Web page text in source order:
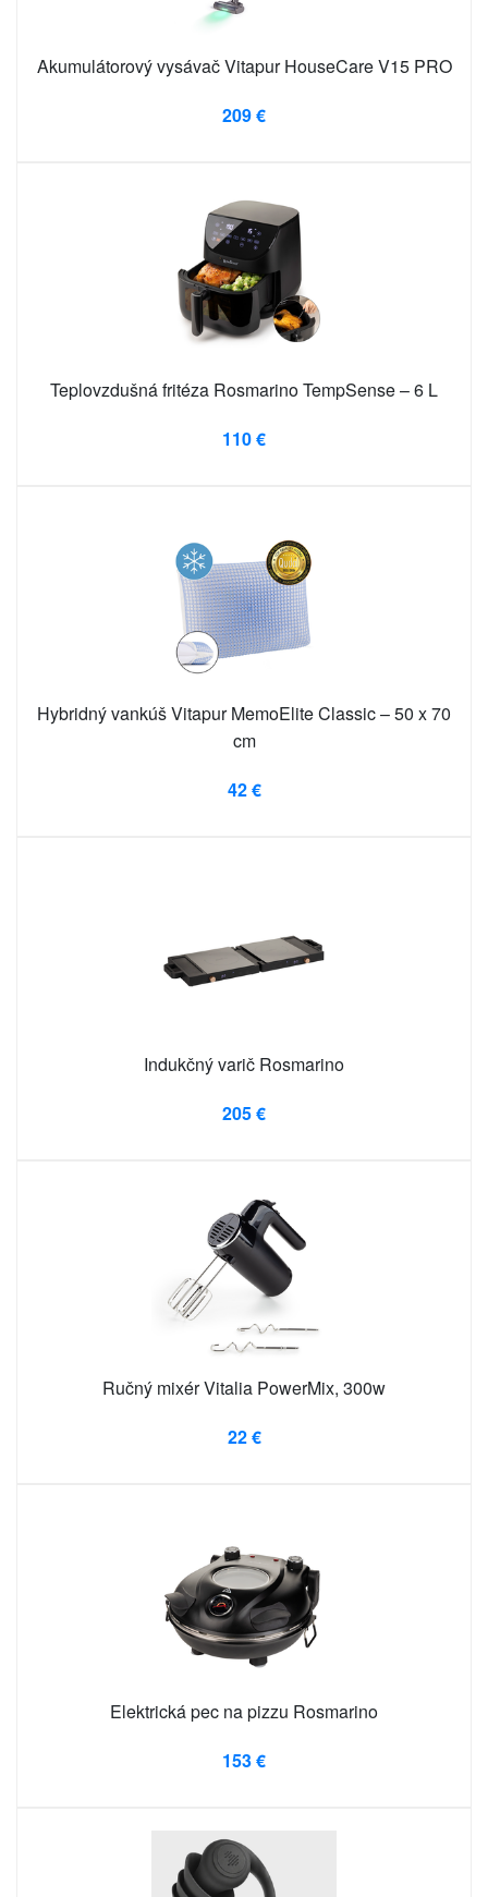
Akumulátorový vysávač Vitapur HouseCare V15 PRO
209 €
Teplovzdušná fritéza Rosmarino TempSense – 6 L
110 €
Hybridný vankúš Vitapur MemoElite Classic – 50 x 70
cm
42 €
Indukčný varič Rosmarino
205 €
Ručný mixér Vitalia PowerMix, 300w
22 €
Elektrická pec na pizzu Rosmarino
153 €